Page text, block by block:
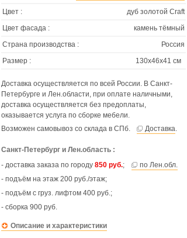
Цвет :
дуб золотой Craft
Цвет фасада :
камень тёмный
Страна производства :
Россия
Размер :
130х46х41 см
Доставка осуществляется по всей России. В Санкт-
Петербурге и Лен.области, при оплате наличными,
доставка осуществляется без предоплаты,
оказывается услуга по сборке мебели.
Возможен самовывоз со склада в СПб.
Доставка.
Санкт-Петербург и Лен.область :
- доставка заказа по городу 850 руб.;
по Лен.обл.
- подъём на этаж 200 руб./этаж;
- подъём с груз. лифтом 400 руб.;
- сборка 900 руб.
Описание и характеристики